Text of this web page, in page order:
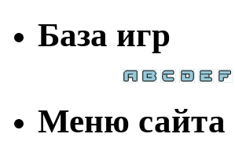
База игр
Меню сайта